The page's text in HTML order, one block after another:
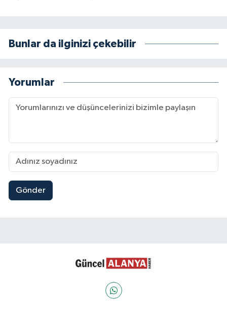
Bunlar da ilginizi çekebilir
Yorumlar
Gönder